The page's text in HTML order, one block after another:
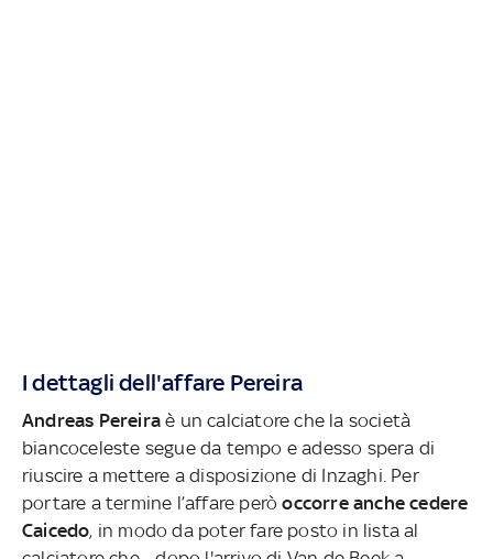
I dettagli dell'affare Pereira
Andreas Pereira è un calciatore che la società
biancoceleste segue da tempo e adesso spera di
riuscire a mettere a disposizione di Inzaghi. Per
portare a termine l’affare peròoccorre anche cedere
Caicedo, in modo da poter fare posto in lista al